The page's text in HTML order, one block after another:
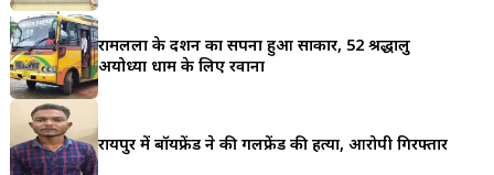
रामलला के दर्शन का सपना हुआ साकार, 52 श्रद्धालु
अयोध्या धाम के लिए रवाना
रायपुर में बॉयफ्रेंड ने की गर्लफ्रेंड की हत्या, आरोपी गिरफ्तार